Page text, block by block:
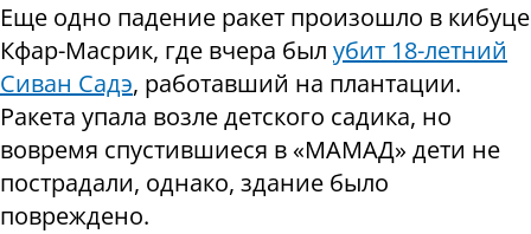
Еще одно падение ракет произошло в кибуце
Кфар-Масрик, где вчера был убит 18-летний
Сиван Садэ, работавший на плантации.
Ракета упала возле детского садика, но
вовремя спустившиеся в «МАМАД» дети не
пострадали, однако, здание было
повреждено.